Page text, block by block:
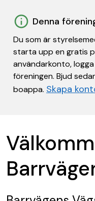
Denna
Du som är
starta upp en gratis
användarkonto,
föreningen. Bjud
boappa. Skapa